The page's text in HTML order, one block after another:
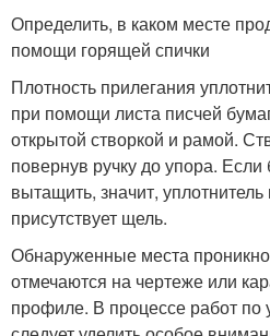
Определить, в каком месте
помощи горящей спички
Плотность прилегания
при помощи листа писчей
открытой створкой и рамой.
повернув ручку до упора. Если
вытащить, значит,
присутствует щель.
Обнаруженные места
отмечаются на чертеже или
профиле. В процессе работ по